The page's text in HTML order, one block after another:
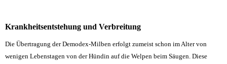
Krankheitsentstehung und Verbreitung
Die Übertragung der Demodex-Milben erfolgt zumeist schon im Alter von
wenigen Lebenstagen von der Hündin auf die Welpen beim Säugen. Diese